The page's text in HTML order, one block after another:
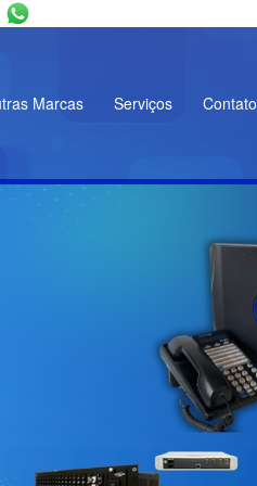
Marcas Serviços Contato